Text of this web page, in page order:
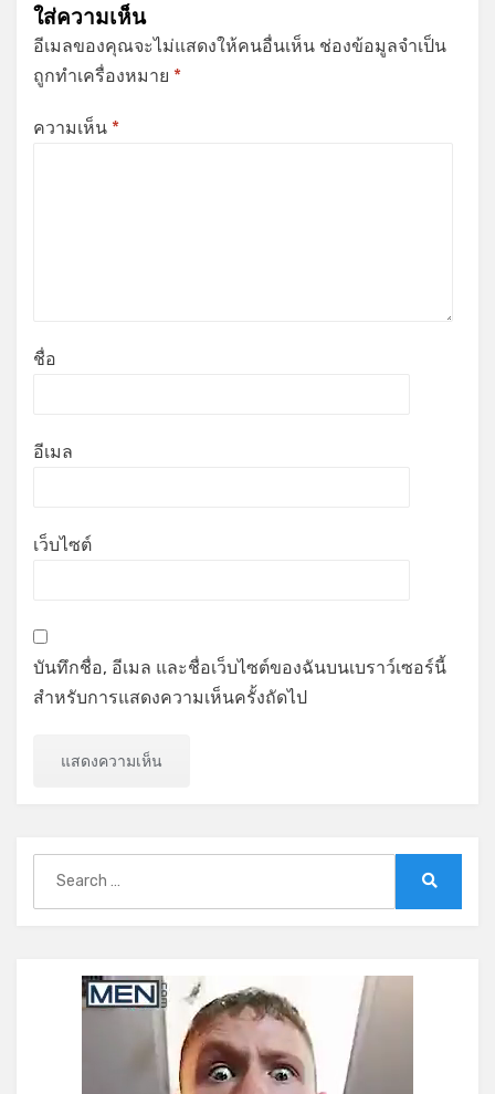
ใส่ความเห็น
อีเมลของคุณจะไม่แสดงให้คนอื่นเห็น ช่องข้อมูลจำเป็น
ถูกทำเครื่องหมาย *
ความเห็น *
ชื่อ
อีเมล
เว็บไซต์
บันทึกชื่อ, อีเมล และชื่อเว็บไซต์ของฉันบนเบราว์เซอร์นี้
สำหรับการแสดงความเห็นครั้งถัดไป
for: